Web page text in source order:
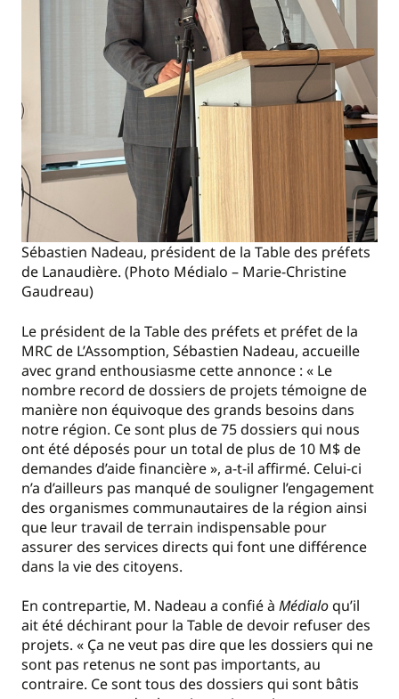
Sébastien Nadeau, président de la Table des préfets
de Lanaudière. (Photo Médialo – Marie-Christine
Gaudreau)
Le président de la Table des préfets et préfet de la
MRC de L’Assomption, Sébastien Nadeau, accueille
avec grand enthousiasme cette annonce : « Le
nombre record de dossiers de projets témoigne de
manière non équivoque des grands besoins dans
notre région. Ce sont plus de 75 dossiers qui nous
ont été déposés pour un total de plus de 10 M$ de
demandes d’aide financière », a-t-il affirmé. Celui-ci
n’a d’ailleurs pas manqué de souligner l’engagement
des organismes communautaires de la région ainsi
que leur travail de terrain indispensable pour
assurer des services directs qui font une différence
dans la vie des citoyens.
En contrepartie, M. Nadeau a confié à Médialoqu’il
ait été déchirant pour la Table de devoir refuser des
projets. « Ça ne veut pas dire que les dossiers qui ne
sont pas retenus ne sont pas importants, au
contraire. Ce sont tous des dossiers qui sont bâtis